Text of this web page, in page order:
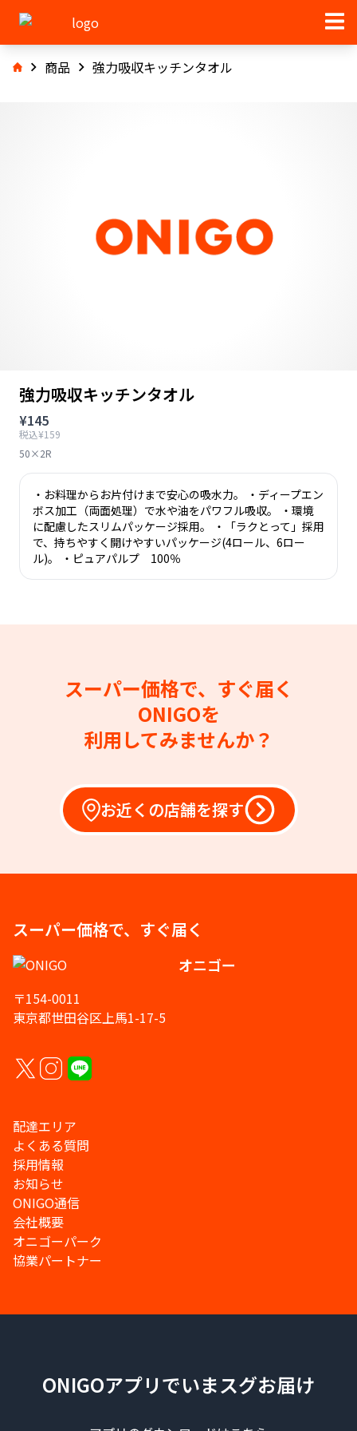
商品 強力吸収キッチンタオル
強力吸収キッチンタオル
¥145
税込¥159
50×2R
・お料理からお片付けまで安心の吸水力。 ・ディープエン
ボス加工（両面処理）で水や油をパワフル吸収。 ・環境
に配慮したスリムパッケージ採用。 ・「ラクとって」採用
で、持ちやすく開けやすいパッケージ(4ロール、6ロー
ル)。 ・ピュアパルプ 100％
スーパー価格で、すぐ届く
ONIGOを
利用してみませんか？
お近くの店舗を探す
スーパー価格で、すぐ届く
オニゴー
〒154-0011
東京都世田谷区上馬1-17-5
配達エリア
よくある質問
採用情報
お知らせ
ONIGO通信
会社概要
オニゴーパーク
協業パートナー
ONIGOアプリでいまスグお届け